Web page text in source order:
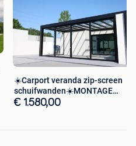
️☀️Carport veranda zip-screen
schuifwanden️☀️MONTAGE
PROMO️
€ 1.580,00